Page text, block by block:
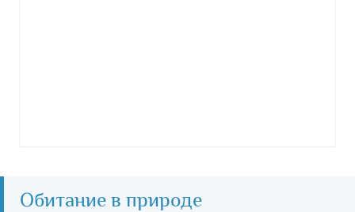
Обитание в природе